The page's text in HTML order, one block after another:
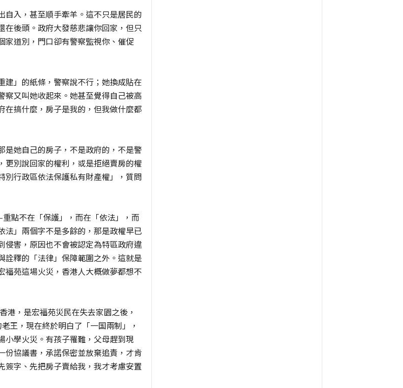
自入，甚至順手牽羊。這不只是居民的
後頭。政府大發慈悲讓你回家，但只
家道別，門口卻有警察監視你、催促
建」的紙條，警察說不行；她換成貼在
察又叫她收起來。她甚至覺得自己被高
在搞什麼，房子是我的，但我做什麼都
是她自己的房子，不是政府的，不是警
更別說回家的權利，或是拒絕賣房的權
行政區依法保護私有財產權」，質問
點不在「保護」，而在「依法」，而
法」兩個字不是多餘的，那是政權早已
侵害，原因也不會被認定為特區政府違
詮釋的「法律」保障範圍之外。這就是
苑這場火災，香港人大概做夢都想不
港，是宏福苑災民在失去家園之後，
王，現在終於明白了「一国兩制」，
小學火災。有孩子罹難，父母趕到現
份協議書，承諾保密並放棄追責，才肯
簽字、先把房子賣給我，我才考慮安置